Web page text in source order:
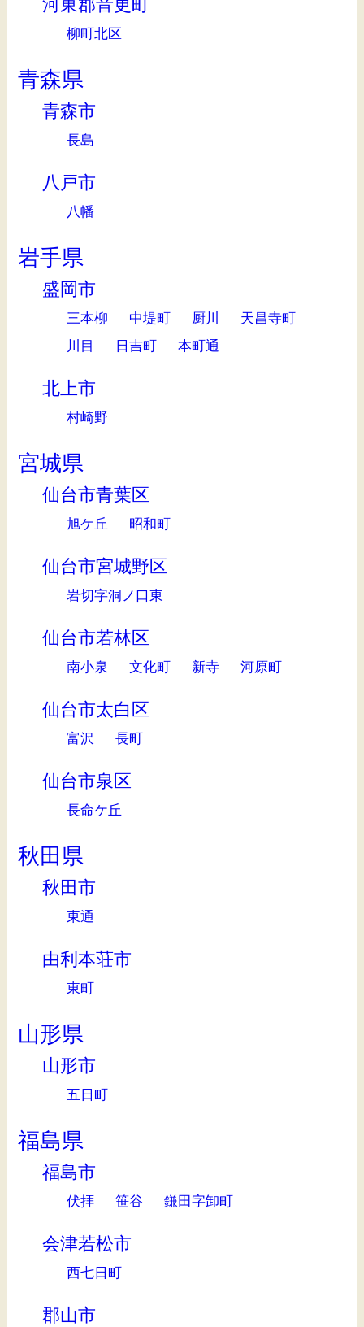
河東郡音更町
柳町北区
青森県
青森市
長島
八戸市
八幡
岩手県
盛岡市
三本柳 中堤町 厨川
天昌寺町
川目
日吉町 本町通
北上市
村崎野
宮城県
仙台市青葉区
旭ケ丘 昭和町
仙台市宮城野区
岩切字洞ノ口東
仙台市若林区
南小泉 文化町 新寺 河原町
仙台市太白区
富沢 長町
仙台市泉区
長命ケ丘
秋田県
秋田市
東通
由利本荘市
東町
山形県
山形市
五日町
福島県
福島市
伏拝 笹谷 鎌田字卸町
会津若松市
西七日町
郡山市